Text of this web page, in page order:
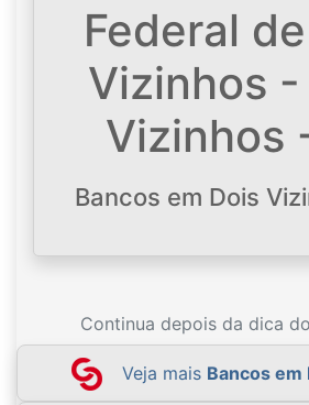
Federal
Vizinhos -
Vizinhos
Bancos em Dois
Continua depois da dica
Veja mais Bancos em